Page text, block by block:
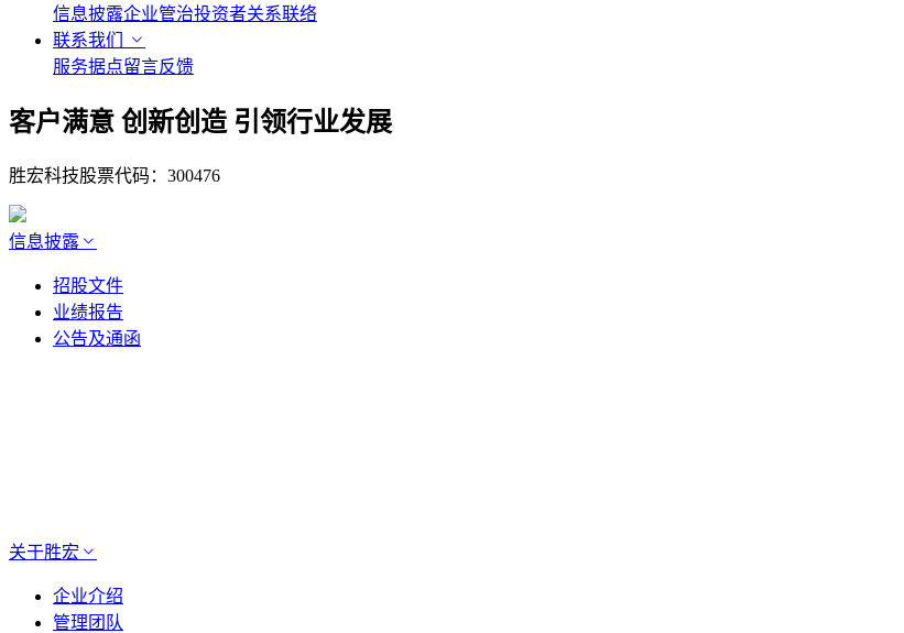
信息披露企业管治投资者关系联络
联系我们
服务据点留言反馈
客户满意 创新创造 引领行业发展
胜宏科技股票代码：300476
信息披露
招股文件
业绩报告
公告及通函
关于胜宏
企业介绍
管理团队